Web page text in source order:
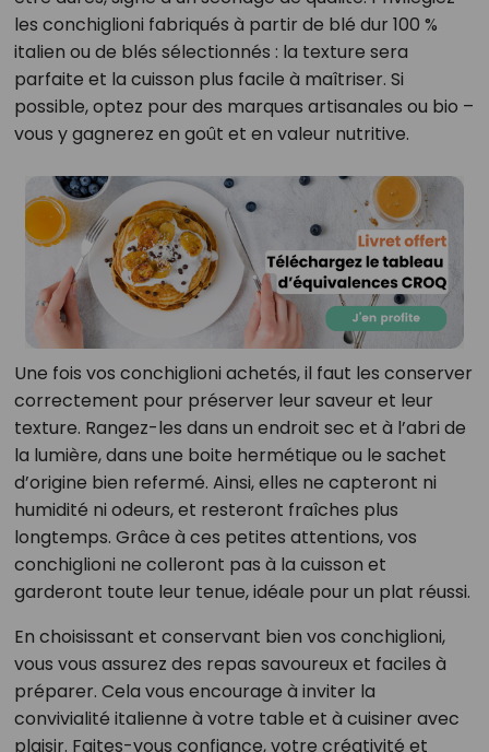
les conchiglioni fabriqués à partir de blé dur 100 %
italien ou de blés sélectionnés : la texture sera
parfaite et la cuisson plus facile à maîtriser. Si
possible, optez pour des marques artisanales ou bio –
vous y gagnerez en goût et en valeur nutritive.
Une fois vos conchiglioni achetés, il faut les conserver
correctement pour préserver leur saveur et leur
texture. Rangez-les dans un endroit sec et à l’abri de
la lumière, dans une boite hermétique ou le sachet
d’origine bien refermé. Ainsi, elles ne capteront ni
humidité ni odeurs, et resteront fraîches plus
longtemps. Grâce à ces petites attentions, vos
conchiglioni ne colleront pas à la cuisson et
garderont toute leur tenue, idéale pour un plat réussi.
En choisissant et conservant bien vos conchiglioni,
vous vous assurez des repas savoureux et faciles à
préparer. Cela vous encourage à inviter la
convivialité italienne à votre table et à cuisiner avec
plaisir. Faites-vous confiance, votre créativité et